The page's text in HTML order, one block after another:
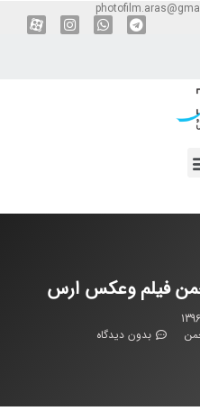
فیلم وعکس ارس
بدون دیدگاه